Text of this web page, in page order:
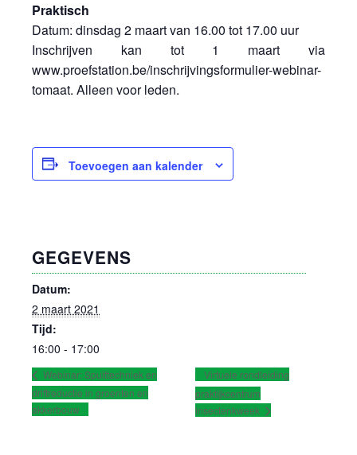
Praktisch
Datum: dinsdag 2 maart van 16.00 tot 17.00 uur
Inschrijven kan tot 1 maart via
www.proefstation.be/inschrijvingsformulier-webinar-
tomaat. Alleen voor leden.
Toevoegen aan kalender
GEGEVENS
Datum:
2 maart 2021
Tijd:
16:00 - 17:00
Webinar: Spuittechniek en
driftreductie in groenten en
akkerbouw
Virtuele rondleiding
praktijkcentrum
insectenkweek